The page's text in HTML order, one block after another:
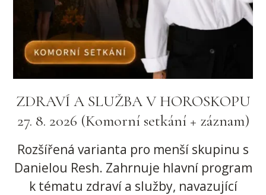
ZDRAVÍ A SLUŽBA V HOROSKOPU
27. 8. 2026 (Komorní setkání + záznam)
Rozšířená varianta pro menší skupinu s
Danielou Resh. Zahrnuje hlavní program
k tématu zdraví a služby, navazující